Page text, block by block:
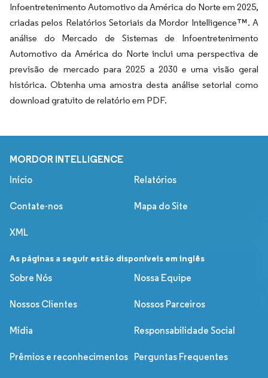
Infoentretenimento Automotivo da América do Norte em 2025,
criadas pelos Relatórios Setoriais da Mordor Intelligence™. A
análise do Mercado de Sistemas de Infoentretenimento
Automotivo da América do Norte inclui uma perspectiva de
previsão de mercado para 2025 a 2030 e uma visão geral
histórica. Obtenha uma amostra desta análise setorial como
download gratuito de relatório em PDF.
MORDOR INTELLIGENCE
Início Relatórios
Contate-nos Mapa do Site
XML
As páginas a seguir estão disponíveis em inglês
Sobre Nós
Nossa Equipe
Nossos Clientes Nossos Parceiros
Mídia Responsabilidade Social
Prêmios e reconhecimentos Perguntas Frequentes